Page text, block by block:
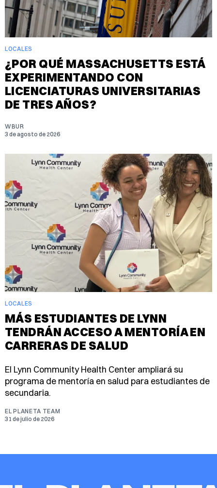
LOCALES
¿POR QUÉ MASSACHUSETTS ESTÁ
EXPERIMENTANDO CON
LICENCIATURAS UNIVERSITARIAS
DE TRES AÑOS?
WBUR
3 de agosto de 2026
LOCALES
MÁS ESTUDIANTES DE LYNN
TENDRÁN ACCESO A MENTORÍA EN
CARRERAS DE SALUD
El Lynn Community Health Center ampliará su
programa de mentoría en salud para estudiantes de
secundaria.
EL PLANETA TEAM
31 de julio de 2026